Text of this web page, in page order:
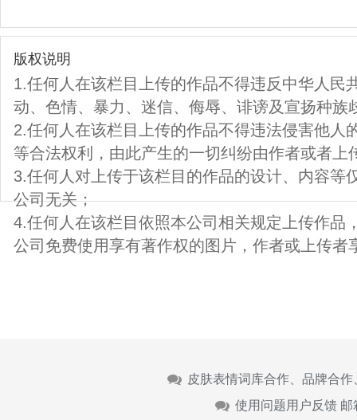
版权说明
1.任何人在该栏目上传的作品不得违反中华人民
动、色情、暴力、迷信、侮辱、诽谤及宣扬种族
2.任何人在该栏目上传的作品不得违法侵害他人
等合法权利，由此产生的一切纠纷由作者或者上
3.任何人对上传于该栏目的作品的设计、内容等
公司无关；
4.任何人在该栏目依照本公司相关规定上传作品
公司免费使用享有著作权的图片，作者或上传者
皮肤表情词库合作、品牌合
使用问题用户反馈 邮